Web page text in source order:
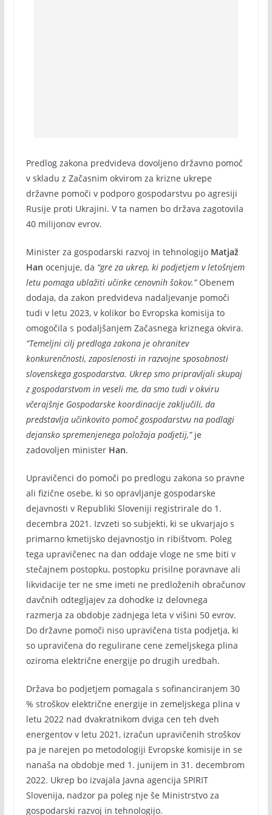
Predlog zakona predvideva dovoljeno državno pomoč
v skladu z Začasnim okvirom za krizne ukrepe
državne pomoči v podporo gospodarstvu po agresiji
Rusije proti Ukrajini. V ta namen bo država zagotovila
40 milijonov evrov.
Minister za gospodarski razvoj in tehnologijo Matjaž
Han ocenjuje, da “gre za ukrep, ki podjetjem v letošnjem
letu pomaga ublažiti učinke cenovnih šokov.”Obenem
dodaja, da zakon predvideva nadaljevanje pomoči
tudi v letu 2023, v kolikor bo Evropska komisija to
omogočila s podaljšanjem Začasnega kriznega okvira.
“Temeljni cilj predloga zakona je ohranitev
konkurenčnosti, zaposlenosti in razvojne sposobnosti
slovenskega gospodarstva. Ukrep smo pripravljali skupaj
z gospodarstvom in veseli me, da smo tudi v okviru
včerajšnje Gospodarske koordinacije zaključili, da
predstavlja učinkovito pomoč gospodarstvu na podlagi
dejansko spremenjenega položaja podjetij,”je
zadovoljen minister Han.
Upravičenci do pomoči po predlogu zakona so pravne
ali fizične osebe, ki so opravljanje gospodarske
dejavnosti v Republiki Sloveniji registrirale do 1.
decembra 2021. Izvzeti so subjekti, ki se ukvarjajo s
primarno kmetijsko dejavnostjo in ribištvom. Poleg
tega upravičenec na dan oddaje vloge ne sme biti v
stečajnem postopku, postopku prisilne poravnave ali
likvidacije ter ne sme imeti ne predloženih obračunov
davčnih odtegljajev za dohodke iz delovnega
razmerja za obdobje zadnjega leta v višini 50 evrov.
Do državne pomoči niso upravičena tista podjetja, ki
so upravičena do regulirane cene zemeljskega plina
oziroma električne energije po drugih uredbah.
Država bo podjetjem pomagala s sofinanciranjem 30
% stroškov električne energije in zemeljskega plina v
letu 2022 nad dvakratnikom dviga cen teh dveh
energentov v letu 2021, izračun upravičenih stroškov
pa je narejen po metodologiji Evropske komisije in se
nanaša na obdobje med 1. junijem in 31. decembrom
2022. Ukrep bo izvajala Javna agencija SPIRIT
Slovenija, nadzor pa poleg nje še Ministrstvo za
gospodarski razvoj in tehnologijo.